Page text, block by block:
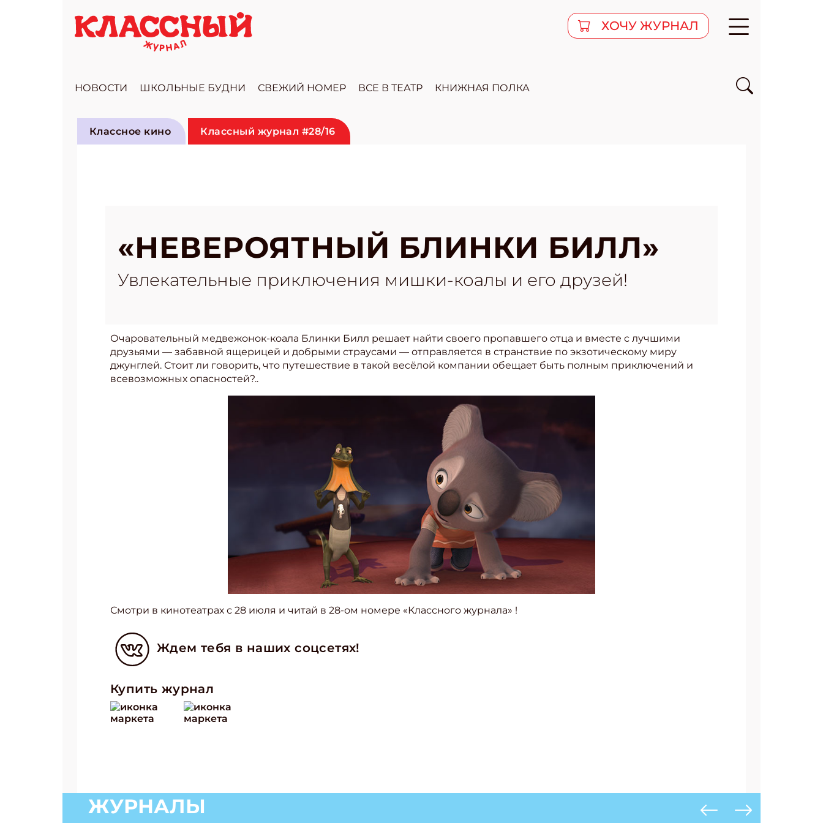
ХОЧУ ЖУРНАЛ
НОВОСТИ ШКОЛЬНЫЕ БУДНИ СВЕЖИЙ НОМЕР ВСЕ В ТЕАТР КНИЖНАЯ ПОЛКА
Классное кино Классный журнал #28/16
«НЕВЕРОЯТНЫЙ БЛИНКИ БИЛЛ»
Увлекательные приключения мишки-коалы и его друзей!
Очаровательный медвежонок-коала Блинки Билл решает найти своего пропавшего отца и вместе с лучшими
друзьями — забавной ящерицей и добрыми страусами — отправляется в странствие по экзотическому миру
джунглей. Стоит ли говорить, что путешествие в такой весёлой компании обещает быть полным приключений и
всевозможных опасностей?..
Смотри в кинотеатрах с 28 июля и читай в 28-ом номере «Классного журнала» !
Ждем тебя в наших соцсетях!
Купить журнал
ЖУРНАЛЫ